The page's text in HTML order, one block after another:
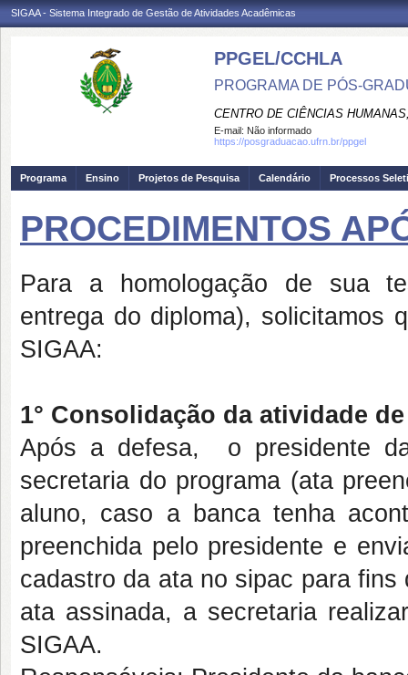
SIGAA - Sistema Integrado de Gestão de Atividades Acadêmicas
PPGEL/CCHLA
PROGRAMA DE PÓS-
CENTRO DE CIÊNCIAS
E-mail: Não informado
https://posgraduacao.ufrn.br/ppgel
Programa Ensino Projetos de Pesquisa Calendário Processos
PROCEDIMENTOS
Para a homologação de sua
entrega do diploma), solicitamos
SIGAA:
1° Consolidação da atividade
Após a defesa, o presidente
secretaria do programa (ata
aluno, caso a banca tenha
preenchida pelo presidente e
cadastro da ata no sipac para
ata assinada, a secretaria
SIGAA.